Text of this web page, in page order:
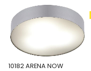
10182 ARENA NOW